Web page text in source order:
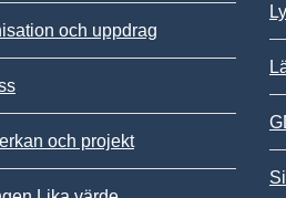
och uppdrag
och projekt